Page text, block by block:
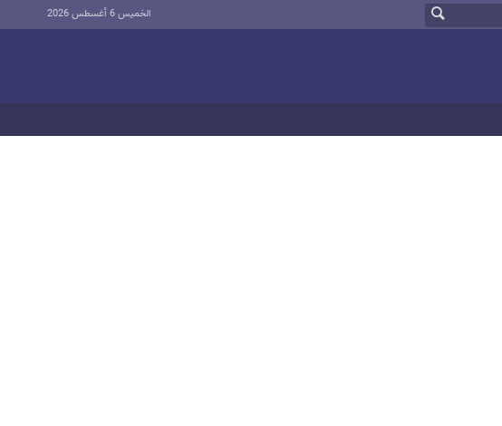
الخميس 6 أغسطس 2026